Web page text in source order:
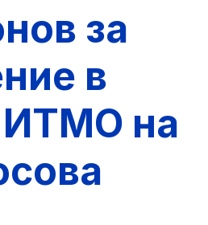
за
в
ИТМО на